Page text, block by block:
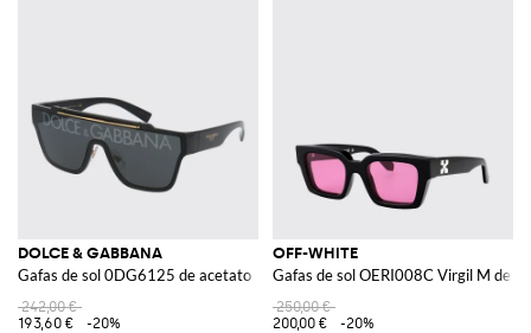
DOLCE & GABBANA
Gafas de sol 0DG6125 de acetato
242,00 €
193,60 €
-20%
OFF-WHITE
Gafas de sol OERI008C Virgil M de
250,00 €
200,00 €
-20%